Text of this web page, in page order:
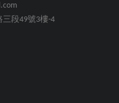
段49號3樓-4